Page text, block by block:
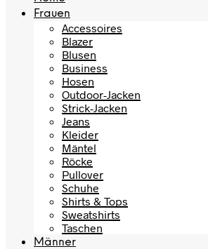
Frauen
Accessoires
Blazer
Blusen
Business
Hosen
Outdoor-Jacken
Strick-Jacken
Jeans
Kleider
Mäntel
Röcke
Pullover
Schuhe
Shirts & Tops
Sweatshirts
Taschen
Männer